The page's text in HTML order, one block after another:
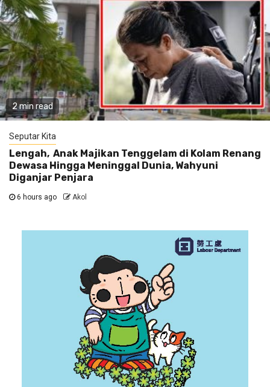
2 min read
Seputar Kita
Lengah, Anak Majikan Tenggelam di Kolam Renang
Dewasa Hingga Meninggal Dunia, Wahyuni
Diganjar Penjara
6 hours ago Akol